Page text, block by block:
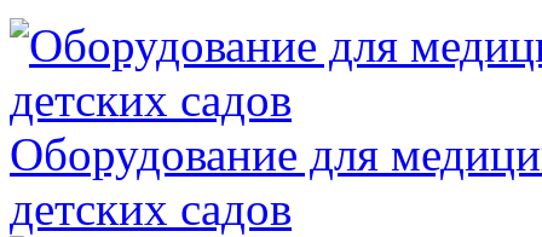
Оборудование для
детских садов